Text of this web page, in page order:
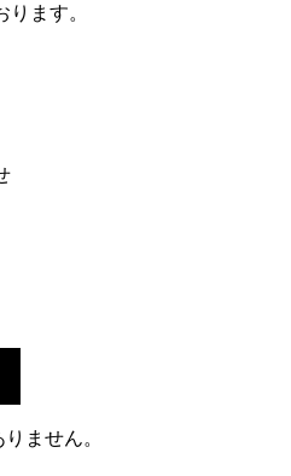
ます。
ません。